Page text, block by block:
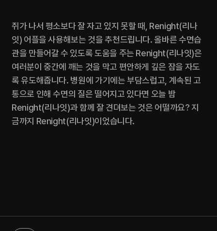
쥐가 나서 평소보다 잘 자고 있지 못할 때, Renight(리나
잇) 어플을 사용해보는 것을 추천드립니다. 올바른 수면습
관을 만들어갈 수 있도록 도움을 주는 Renight(리나잇)은
여러분이 중간에 깨는 것을 막고 편안하게 깊은 잠을 자도
록 유도해줍니다. 병원에 가기에는 부담스럽고, 계속된 고
통으로 인해 수면의 질은 떨어지고 있다면 오늘 밤
Renight(리나잇)과 함께 잘 견뎌보는 것은 어떨까요? 지
금까지 Renight(리나잇)이었습니다.